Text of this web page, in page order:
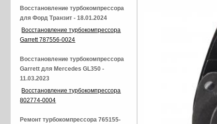
Восстановление турбокомпрессора
для Форд Транзит - 18.01.2024
Восстановление турбокомпрессора
Garrett 787556-0024
Восстановление турбокомпрессора
Garrett для Mercedes GL350 -
11.03.2023
Восстановление турбокомпрессора
802774-0004
Ремонт турбокомпрессора 765155-